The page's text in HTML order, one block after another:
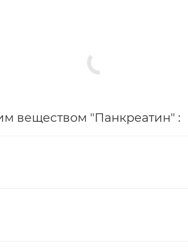
веществом "Панкреатин" :